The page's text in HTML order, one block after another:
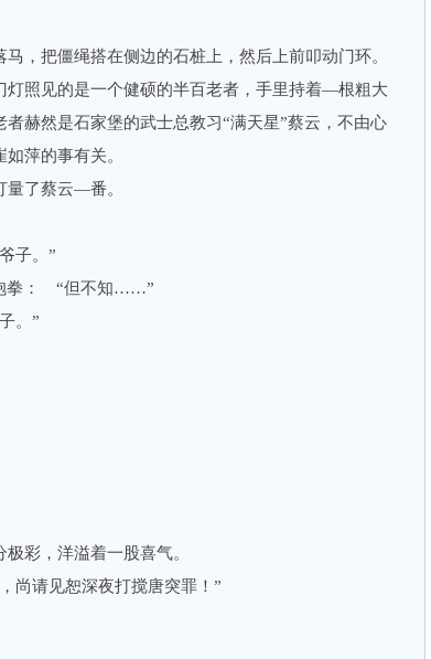
把僵绳搭在侧边的石桩上，然后上前叩动门环。
照见的是一个健硕的半百老者，手里持着—根粗大
赫然是石家堡的武士总教习“满天星”蔡云，不由心
萍的事有关。
了蔡云—番。
子。”
拳： “但不知……”
。”
彩，洋溢着一股喜气。
请见恕深夜打搅唐突罪！”